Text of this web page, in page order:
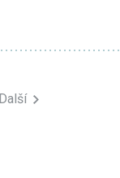
Další